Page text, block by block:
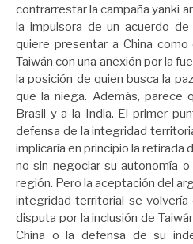
contrarrestar la campaña yanki
la impulsora de un acuerdo
quiere presentar a China
Taiwán con una anexión por la
la posición de quien busca la
que la niega. Además, parece
Brasil y a la India. El primer
defensa de la integridad
implicaría en principio la retirada
no sin negociar su autonomía
región. Pero la aceptación del
integridad territorial se
disputa por la inclusión de
China o la defensa de su